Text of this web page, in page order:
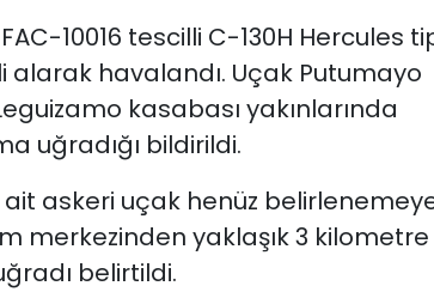
10016 tescilli C-130H Hercules
alarak havalandı. Uçak Putumayo
kasabası yakınlarında
uğradığı bildirildi.
askeri uçak henüz
merkezinden yaklaşık 3 kilometre
belirtildi.